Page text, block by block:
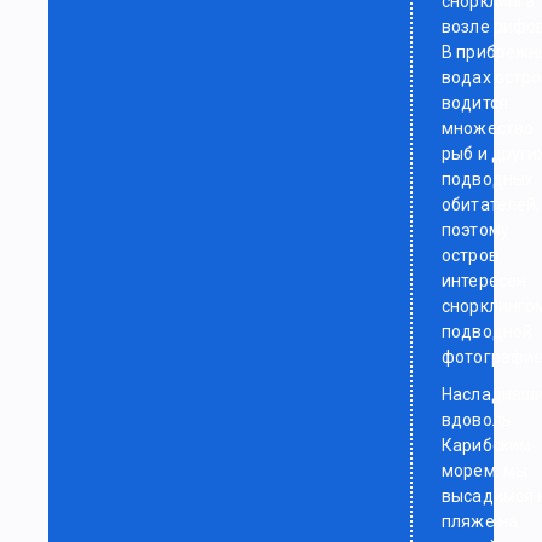
возле
В
водах
водится
множество
рыб и
подводных
обитателей,
поэтому
остров
интересен
подводной
вдоволь
Карибским
морем, мы
высадимся
пляже на